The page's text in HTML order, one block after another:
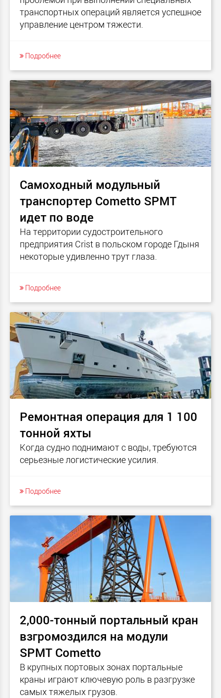
транспортных операций является успешное
управление центром тяжести.
Подробнее
Самоходный модульный
транспортер Cometto SPMT
идет по воде
На территории судостроительного
предприятия Crist в польском городе Гдыня
некоторые удивленно трут глаза.
Подробнее
Ремонтная операция для 1 100
тонной яхты
Когда судно поднимают с воды, требуются
серьезные логистические усилия.
Подробнее
2,000-тонный портальный кран
взгромоздился на модули
SPMT Cometto
В крупных портовых зонах портальные
краны играют ключевую роль в разгрузке
самых тяжелых грузов.